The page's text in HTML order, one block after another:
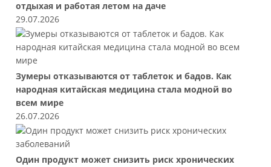
отдыхая и работая летом на даче
29.07.2026
Зумеры отказываются от таблеток и бадов. Как
народная китайская медицина стала модной во
всем мире
26.07.2026
Один продукт может снизить риск хронических